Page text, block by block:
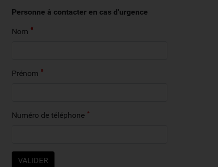
Personne à contacter en cas d'urgence
Nom
Prénom
Numéro de téléphone